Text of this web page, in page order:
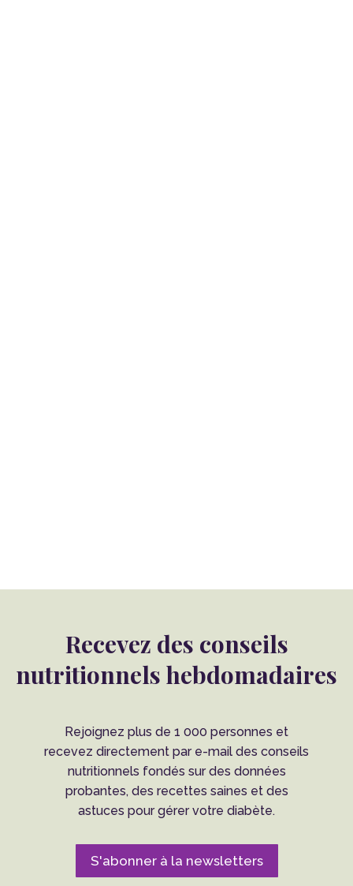
Recevez des conseils
nutritionnels hebdomadaires
Rejoignez plus de 1 000 personnes et
recevez directement par e-mail des conseils
nutritionnels fondés sur des données
probantes, des recettes saines et des
astuces pour gérer votre diabète.
S'abonner à la newsletters